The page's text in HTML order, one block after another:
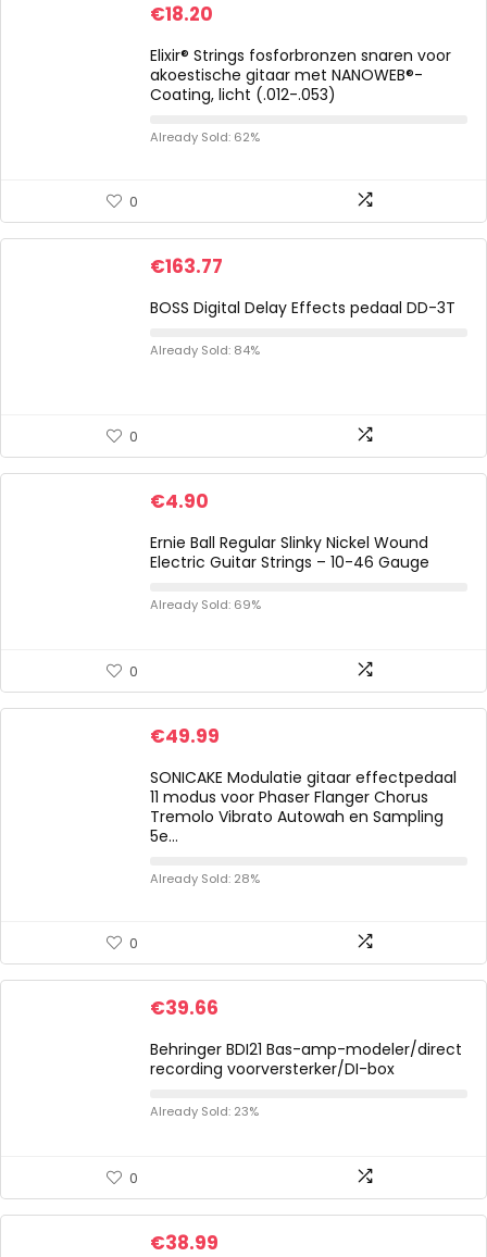
€18.20
Elixir® Strings fosforbronzen snaren voor
akoestische gitaar met NANOWEB®-
Coating, licht (.012-.053)
Already Sold: 62%
0
€163.77
BOSS Digital Delay Effects pedaal DD-3T
Already Sold: 84%
0
€4.90
Ernie Ball Regular Slinky Nickel Wound
Electric Guitar Strings – 10-46 Gauge
Already Sold: 69%
0
€49.99
SONICAKE Modulatie gitaar effectpedaal
11 modus voor Phaser Flanger Chorus
Tremolo Vibrato Autowah en Sampling
5e…
Already Sold: 28%
0
€39.66
Behringer BDI21 Bas-amp-modeler/direct
recording voorversterker/DI-box
Already Sold: 23%
0
€38.99